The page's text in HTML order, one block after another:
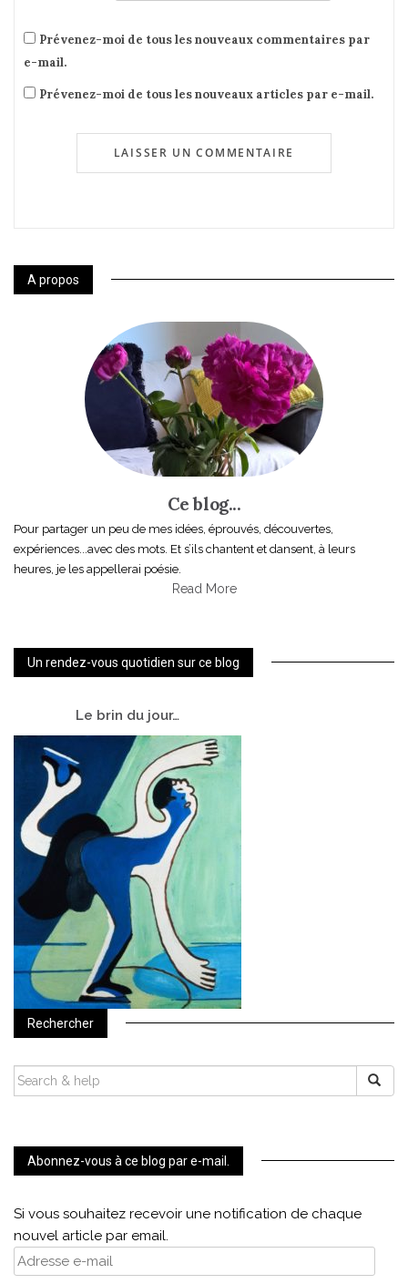
Prévenez-moi de tous les nouveaux commentaires par
e-mail.
Prévenez-moi de tous les nouveaux articles par e-mail.
A propos
Ce blog...
Pour partager un peu de mes idées, éprouvés, découvertes,
expériences...avec des mots. Et s’ils chantent et dansent, à leurs
heures, je les appellerai poésie.
Read More
Un rendez-vous quotidien sur ce blog
Le brin du jour…
Rechercher
SEARCH
FOR:
Abonnez-vous à ce blog par e-mail.
Si vous souhaitez recevoir une notification de chaque
nouvel article par email.
Adresse
e-